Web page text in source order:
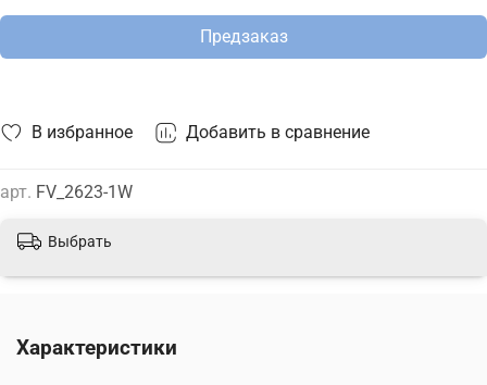
В избранное Добавить в сравнение
арт. FV_2623-1W
Предзаказ
Выбрать
Характеристики